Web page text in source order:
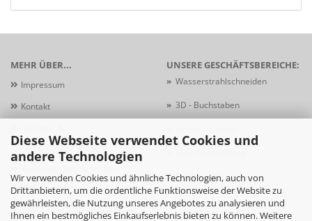
Diese Webseite verwendet Cookies und
andere Technologien
Wir verwenden Cookies und ähnliche Technologien, auch von
Drittanbietern, um die ordentliche Funktionsweise der Website zu
gewährleisten, die Nutzung unseres Angebotes zu analysieren und
Ihnen ein bestmögliches Einkaufserlebnis bieten zu können. Weitere
MEHR ÜBER...
Impressum
Kontakt
Zahlungsbedingungen
Widerrufsformular
AGB
UNSERE GESCHÄFTSBEREICHE:
» Wasserstrahlschneiden
» 3D - Buchstaben
»Schildersysteme